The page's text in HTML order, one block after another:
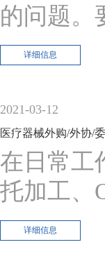
的问题。
详细信息
2021-03-12
医疗器械外购/外协/
在日常工
托加工、
详细信息